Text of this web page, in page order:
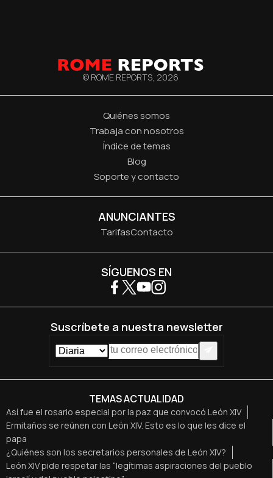
© ROME REPORTS, 2026
Quiénes somos
Trabaja con nosotros
Índice de temas
Blog
Soporte y contacto
ANUNCIANTES
TarifasContacto
TEMAS ACTUALIDAD
Así fue el rosario especial por la paz que convocó León XIV
Ermitaños se reúnen con León XIV. Esto es lo que les dice el
papa
¿Quiénes son los secretarios personales de León XIV?
León XIV pide respetar las “legítimas aspiraciones del pueblo
SÍGUENOS EN
Suscríbete a nuestra newsletter